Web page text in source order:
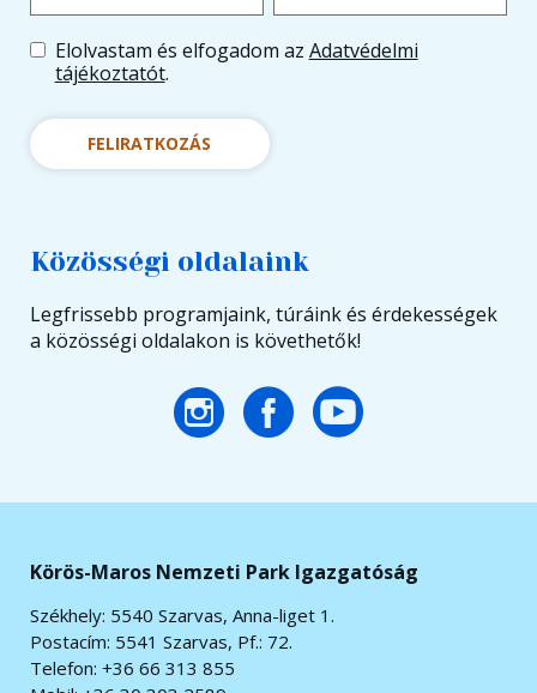
Elolvastam és elfogadom az Adatvédelmi
tájékoztatót.
FELIRATKOZÁS
Közösségi oldalaink
Legfrissebb programjaink, túráink és érdekességek
a közösségi oldalakon is követhetők!
Körös-Maros Nemzeti Park Igazgatóság
Székhely: 5540 Szarvas, Anna-liget 1.
Postacím: 5541 Szarvas, Pf.: 72.
Telefon: +36 66 313 855